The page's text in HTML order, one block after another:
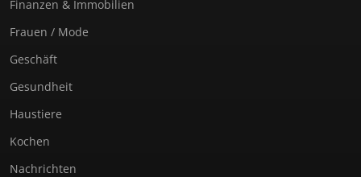
Finanzen & Immobilien
Frauen / Mode
Geschäft
Gesundheit
Haustiere
Kochen
Nachrichten